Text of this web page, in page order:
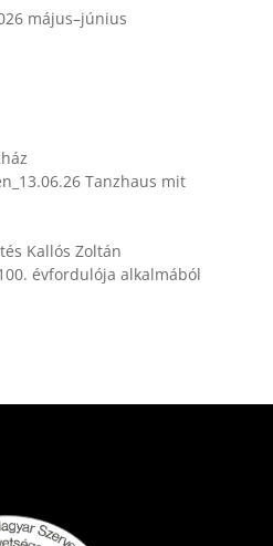
május–június
Tanzhaus mit
Kallós Zoltán
évfordulója alkalmából